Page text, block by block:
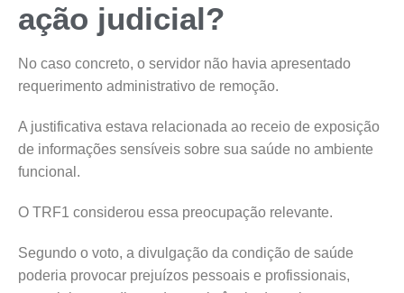
ação judicial?
No caso concreto, o servidor não havia apresentado
requerimento administrativo de remoção.
A justificativa estava relacionada ao receio de exposição
de informações sensíveis sobre sua saúde no ambiente
funcional.
O TRF1 considerou essa preocupação relevante.
Segundo o voto, a divulgação da condição de saúde
poderia provocar prejuízos pessoais e profissionais,